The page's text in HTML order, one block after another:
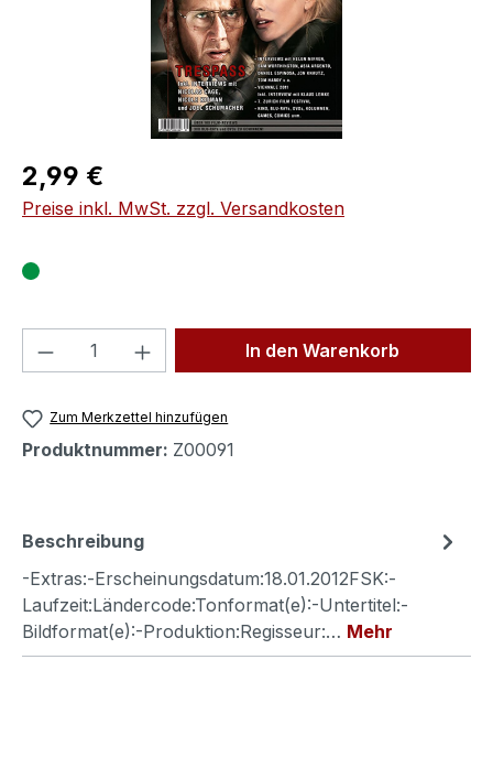
Regulärer Preis:
2,99 €
Preise inkl. MwSt. zzgl. Versandkosten
Produkt Anzahl: Gib denIn den Warenkorb
Zum Merkzettel hinzufügen
Produktnummer: Z00091
Beschreibung
-Extras:-Erscheinungsdatum:18.01.2012FSK:-
Laufzeit:Ländercode:Tonformat(e):-Untertitel:-
Bildformat(e):-Produktion:Regisseur:… Mehr